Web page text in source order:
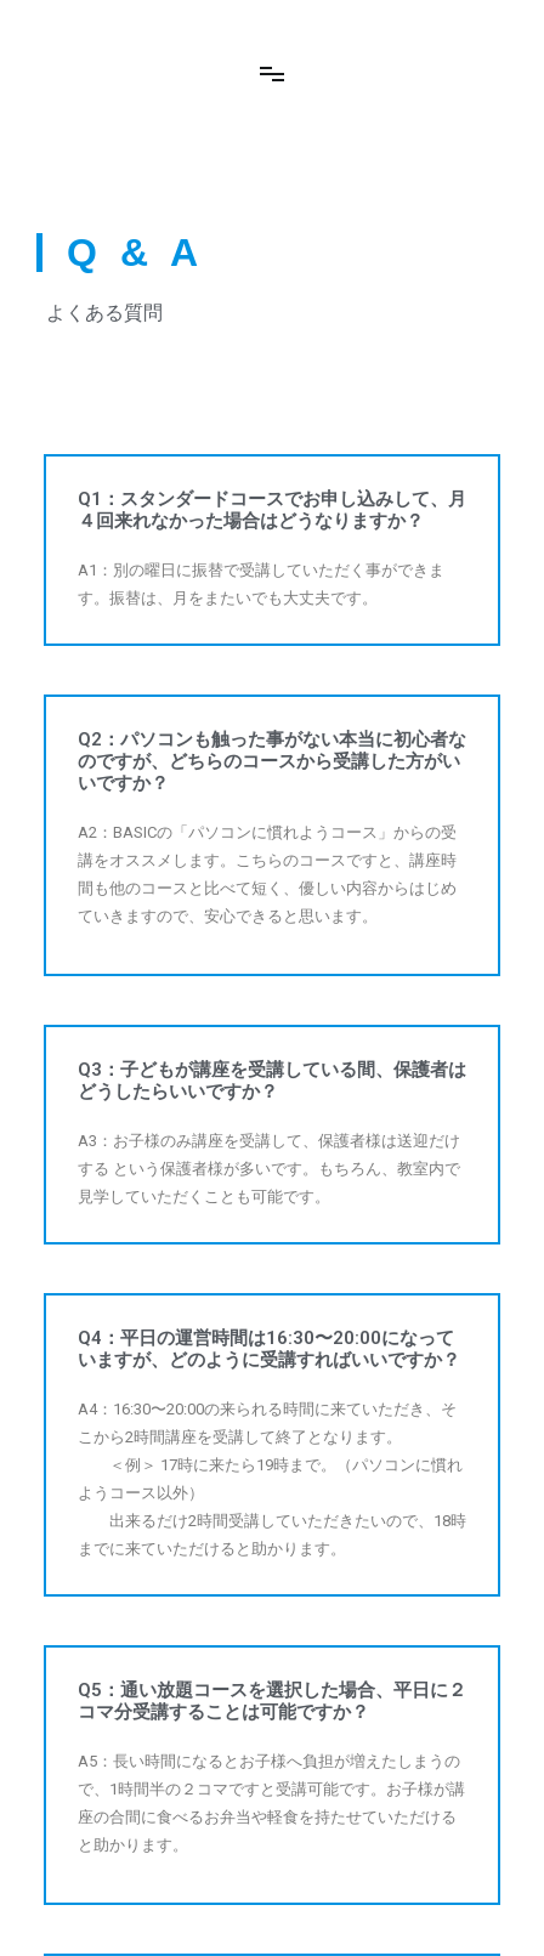
Q & A
よくある質問
Q1：スタンダードコースでお申し込みして、月
４回来れなかった場合はどうなりますか？
A1：別の曜日に振替で受講していただく事ができま
す。振替は、月をまたいでも大丈夫です。
Q2：パソコンも触った事がない本当に初心者な
のですが、どちらのコースから受講した方がい
いですか？
A2：BASICの「パソコンに慣れようコース」からの受
講をオススメします。こちらのコースですと、講座時
間も他のコースと比べて短く、優しい内容からはじめ
ていきますので、安心できると思います。
Q3：子どもが講座を受講している間、保護者は
どうしたらいいですか？
A3：お子様のみ講座を受講して、保護者様は送迎だけ
する という保護者様が多いです。もちろん、教室内で
見学していただくことも可能です。
Q4：平日の運営時間は16:30〜20:00になって
いますが、どのように受講すればいいですか？
A4：16:30〜20:00の来られる時間に来ていただき、そ
こから2時間講座を受講して終了となります。
＜例＞ 17時に来たら19時まで。（パソコンに慣れ
ようコース以外）
出来るだけ2時間受講していただきたいので、18時
までに来ていただけると助かります。
Q5：通い放題コースを選択した場合、平日に２
コマ分受講することは可能ですか？
A5：長い時間になるとお子様へ負担が増えたしまうの
で、1時間半の２コマですと受講可能です。お子様が講
座の合間に食べるお弁当や軽食を持たせていただける
と助かります。